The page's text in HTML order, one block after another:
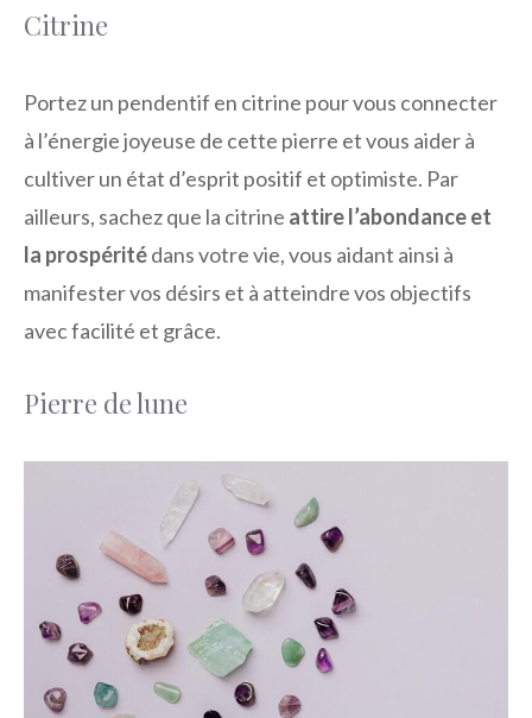
Citrine
Portez un pendentif en citrine pour vous connecter
à l’énergie joyeuse de cette pierre et vous aider à
cultiver un état d’esprit positif et optimiste. Par
ailleurs, sachez que la citrine attire l’abondance et
la prospéritédans votre vie, vous aidant ainsi à
manifester vos désirs et à atteindre vos objectifs
avec facilité et grâce.
Pierre de lune